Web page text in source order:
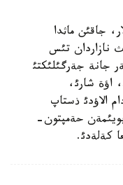
جاقئن ماثدا
نازاردان تئس
جانة جةرگئلئكتئ
اؤة شارئ،
ءتذرلئ سالادا قئزمةت ةتئپ جذرگةن 8 مئث ادام الاؤدئ ذستاپ
حةمپتون-